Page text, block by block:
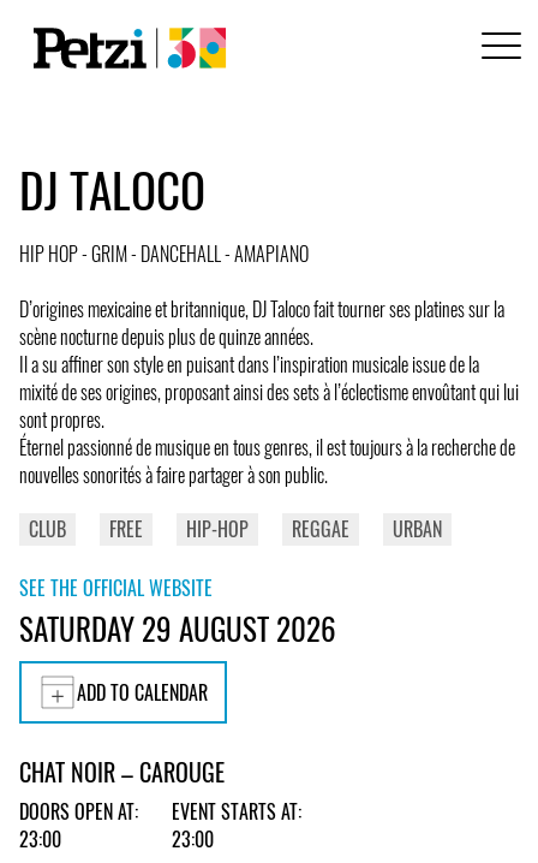
DJ TALOCO
HIP HOP - GRIM - DANCEHALL - AMAPIANO
D’origines mexicaine et britannique, DJ Taloco fait tourner ses platines sur la
scène nocturne depuis plus de quinze années.
Il a su affiner son style en puisant dans l’inspiration musicale issue de la
mixité de ses origines, proposant ainsi des sets à l’éclectisme envoûtant qui lui
sont propres.
Éternel passionné de musique en tous genres, il est toujours à la recherche de
nouvelles sonorités à faire partager à son public.
CLUB
FREE HIP-HOP REGGAE URBAN
SEE THE OFFICIAL WEBSITE
SATURDAY 29 AUGUST 2026
ADD TO CALENDAR
CHAT NOIR – CAROUGE
DOORS OPEN AT:
23:00
EVENT STARTS AT:
23:00